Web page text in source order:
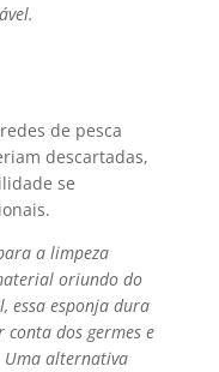
de pesca
descartadas,
se
a limpeza
oriundo do
essa esponja dura
conta dos germes e
Uma alternativa